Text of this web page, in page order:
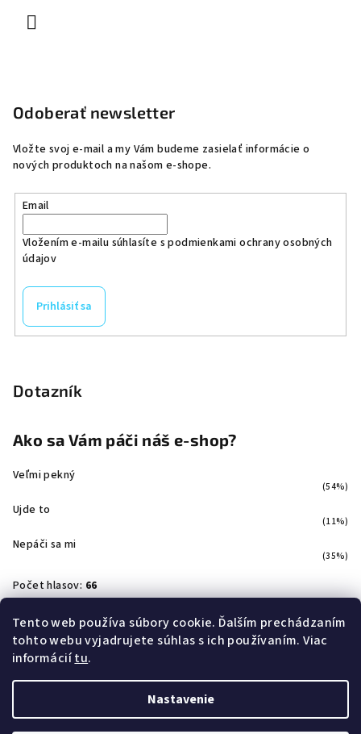
Tento web používa súbory cookie. Ďalším prechádzaním
tohto webu vyjadrujete súhlas s ich používaním. Viac
informáciítu.
Nastavenie
Odoberať newsletter
Vložte svoj e-mail a my Vám budeme zasielať informácie o
nových produktoch na našom e-shope.
Email
Vložením e-mailu súhlasíte spodmienkami ochrany osobných
údajov
Prihlásiť sa
Dotazník
Ako sa Vám páči náš e-shop?
Veľmi pekný
(54%)
Ujde to
(11%)
Nepáči sa mi
(35%)
Počet hlasov: 66
Facebook